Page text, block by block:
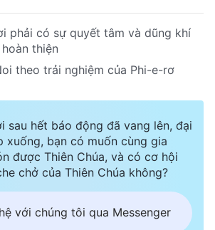
phải có sự quyết tâm và dũng khí
thiện
theo trải nghiệm của Phi-e-rơ
sau hết báo động đã vang lên, đại
xuống, bạn có muốn cùng gia
được Thiên Chúa, và có cơ hội
chở của Thiên Chúa không?
với chúng tôi qua Messenger